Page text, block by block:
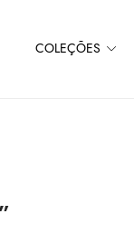
COLEÇÕES